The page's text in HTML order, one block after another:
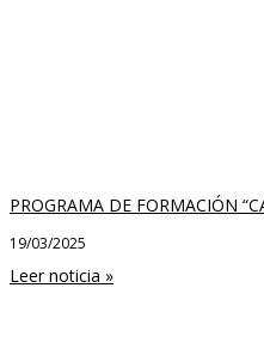
PROGRAMA DE FORMACIÓN
19/03/2025
Leer noticia »